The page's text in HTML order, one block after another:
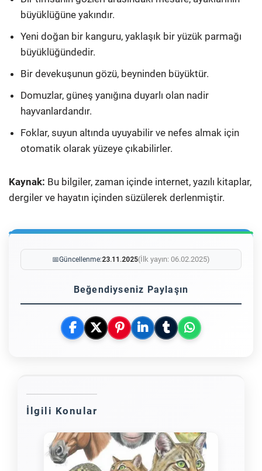
büyüklüğüne yakındır.
Yeni doğan bir kanguru, yaklaşık bir yüzük parmağı
büyüklüğündedir.
Bir devekuşunun gözü, beyninden büyüktür.
Domuzlar, güneş yanığına duyarlı olan nadir
hayvanlardandır.
Foklar, suyun altında uyuyabilir ve nefes almak için
otomatik olarak yüzeye çıkabilirler.
Kaynak: Bu bilgiler, zaman içinde internet, yazılı kitaplar,
dergiler ve hayatın içinden süzülerek derlenmiştir.
📅Güncellenme:23.11.2025(İlk yayın: 06.02.2025)
Beğendiyseniz Paylaşın
İlgili Konular